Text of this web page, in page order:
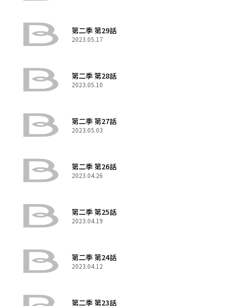
第二季 第29話
2023.05.17
第二季 第28話
2023.05.10
第二季 第27話
2023.05.03
第二季 第26話
2023.04.26
第二季 第25話
2023.04.19
第二季 第24話
2023.04.12
第二季 第23話